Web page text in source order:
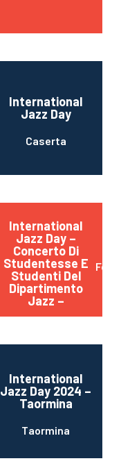
International
Jazz Day
Caserta
International
Jazz Day –
Concerto Di
Studentesse E
Studenti Del
Dipartimento
Jazz –
International
Jazz Day 2024 –
Taormina
Taormina